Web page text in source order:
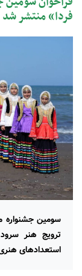
فردا» منتشر شد
سومین
ترویج هنر
استعدادهای